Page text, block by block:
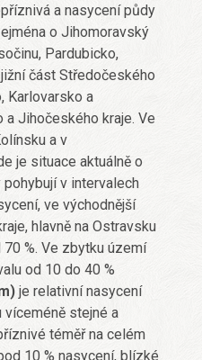
a nasycení půdy
o Jihomoravský
Pardubicko,
část Středočeského
Karlovarsko a
Jihočeského kraje. Ve
a v
je situace aktuálně o
v intervalech
ve východnější
hlavně na Ostravsku
%. Ve zbytku území
od 10 do 40 %
je relativní nasycení
stejné a
téměř na celém
10 % nasycení, blízké